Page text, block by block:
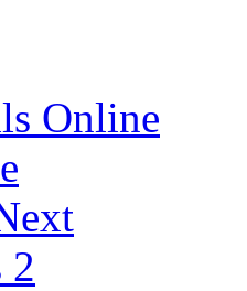
Online
2